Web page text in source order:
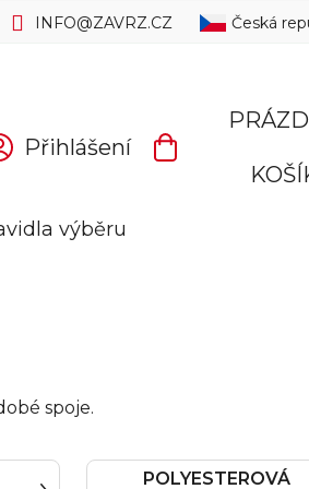
INFO@ZAVRZ.CZ Česká
Přihlášení
výběru
spoje.
POLYESTEROVÁ